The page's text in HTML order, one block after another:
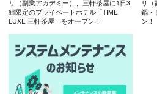
リ（副業アカデミー）、三軒茶屋に1日3
組限定のプライベートホテル「TIME
LUXE 三軒茶屋」をオープン！
リ
鍋・
ン！